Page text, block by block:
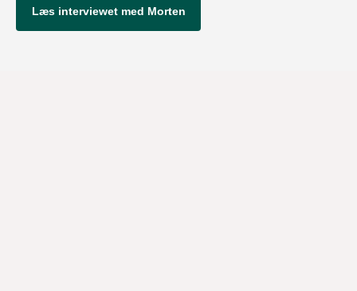
Læs interviewet med Morten